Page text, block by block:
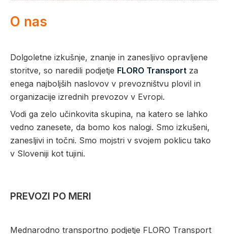
O nas
Dolgoletne izkušnje, znanje in zanesljivo opravljene
storitve, so naredili podjetje FLORO Transport za
enega najboljših naslovov v prevozništvu plovil in
organizacije izrednih prevozov v Evropi.
Vodi ga zelo učinkovita skupina, na katero se lahko
vedno zanesete, da bomo kos nalogi. Smo izkušeni,
zanesljivi in točni. Smo mojstri v svojem poklicu tako
v Sloveniji kot tujini.
PREVOZI PO MERI
Mednarodno transportno podjetje FLORO Transport